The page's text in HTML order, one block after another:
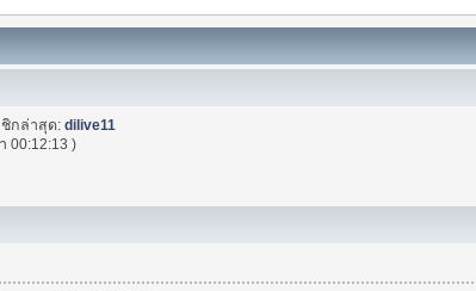
ชิกล่าสุด:dilive11
00:12:13 )